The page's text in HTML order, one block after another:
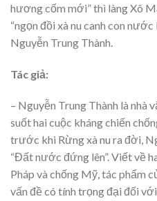
hương cốm mới” thì làng Xô
“ngọn đồi xà nu canh con
Nguyễn Trung Thành.
Tác giả:
– Nguyễn Trung Thành là nhà
suốt hai cuộc kháng chiến
trước khi Rừng xà nu ra đời,
“Đất nước đứng lên”. Viết về
Pháp và chống Mỹ, tác phẩm
vấn đề có tính trọng đại đối